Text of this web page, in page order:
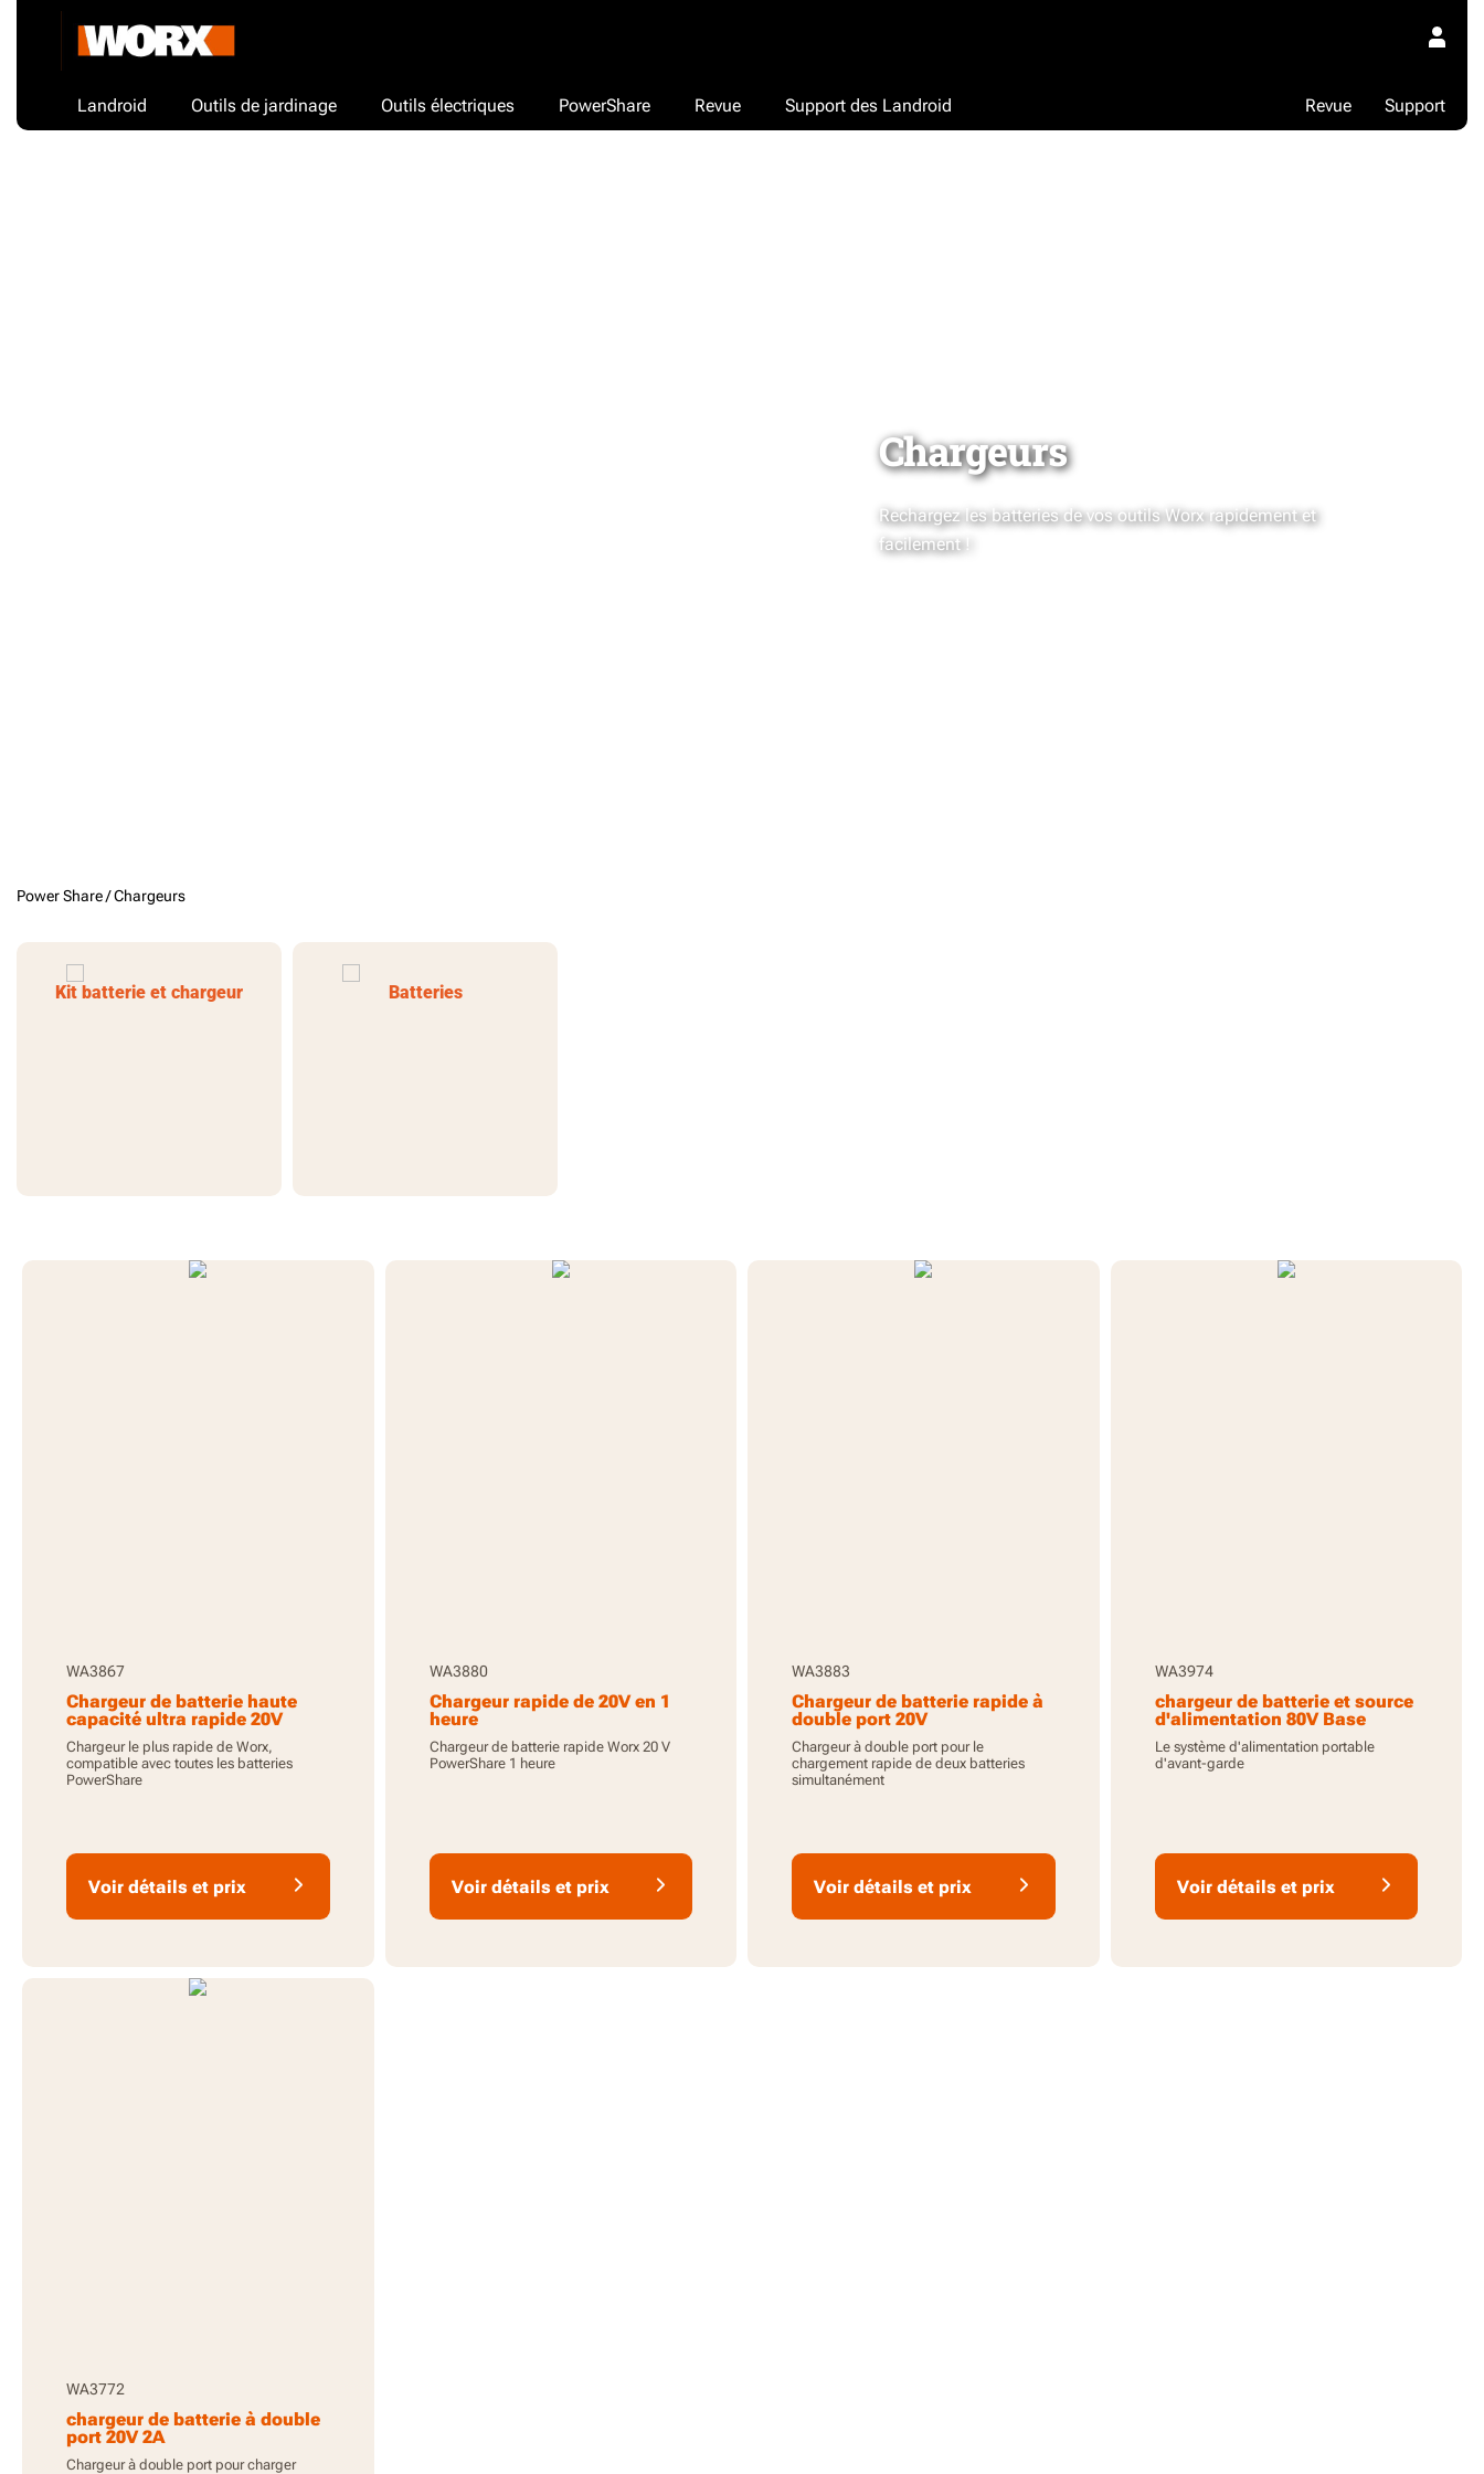
Landroid Outils de jardinage Outils électriques PowerShare Revue Support des Landroid Support
Revue
Chargeurs
Rechargez les batteries de vos outils Worx rapidement et
facilement !
Power Share /Chargeurs
Kit batterie et chargeur Batteries
WA3867
Chargeur de batterie haute
capacité ultra rapide 20V
Chargeur le plus rapide de Worx,
compatible avec toutes les batteries
PowerShare
Voir détails et prix
WA3880
Chargeur rapide de 20V en 1
heure
Chargeur de batterie rapide Worx 20 V
PowerShare 1 heure
Voir détails et prix
WA3883
Chargeur de batterie rapide à
double port 20V
Chargeur à double port pour le
chargement rapide de deux batteries
simultanément
Voir détails et prix
WA3974
chargeur de batterie et source
d'alimentation 80V Base
Camp - outil uniquement,
batteries non incluses
Le système d'alimentation portable
d'avant-garde
Voir détails et prix
WA3772
chargeur de batterie à double
port 20V 2A
Chargeur à double port pour charger